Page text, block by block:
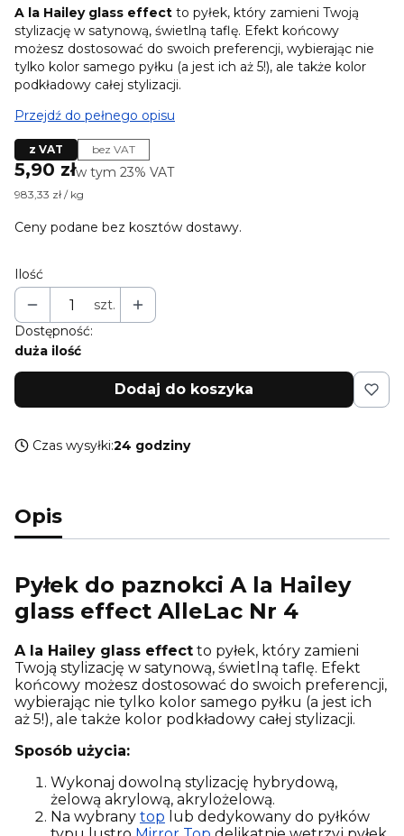
A la Hailey glass effect to pyłek, który zamieni Twoją
stylizację w satynową, świetlną taflę. Efekt końcowy
możesz dostosować do swoich preferencji, wybierając nie
tylko kolor samego pyłku (a jest ich aż 5!), ale także kolor
podkładowy całej stylizacji.
Przejdź do pełnego opisu
z VAT bez VAT
Cena
5,90 złw tym 23% VAT
w tym 23% VAT
983,33 zł / kg
Ceny podane bez kosztów dostawy.
Ilość
szt.
Dostępność:
duża ilość
Dodaj do koszyka
Czas wysyłki:24 godziny
Opis
Pyłek do paznokci A la Hailey
glass effect AlleLac Nr 4
A la Hailey glass effect to pyłek, który zamieni
Twoją stylizację w satynową, świetlną taflę. Efekt
końcowy możesz dostosować do swoich preferencji,
wybierając nie tylko kolor samego pyłku (a jest ich
aż 5!), ale także kolor podkładowy całej stylizacji.
Sposób użycia:
Wykonaj dowolną stylizację hybrydową,
żelową akrylową, akrylożelową.
Na wybrany top lub dedykowany do pyłków